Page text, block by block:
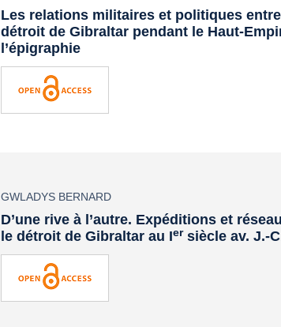
Les relations militaires et politiques
détroit de Gibraltar pendant le Haut-
l’épigraphie
GWLADYS BERNARD
D’une rive à l’autre. Expéditions et
le détroit de Gibraltar au Iersiècle av. J.-